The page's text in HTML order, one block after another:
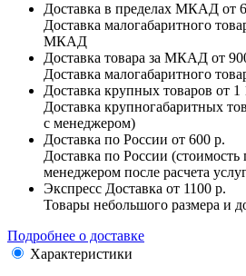
Доставка в пределах МКАД от
Доставка малогабаритного
МКАД
Доставка товара за МКАД от
Доставка малогабаритного
Доставка крупных товаров от 1
Доставка крупногабаритных
с менеджером)
Доставка по России от 600 р.
Доставка по России (стоимость
менеджером после расчета
Экспресс Доставка от 1100 р.
Товары небольшого размера и
Подробнее о доставке
Характеристики